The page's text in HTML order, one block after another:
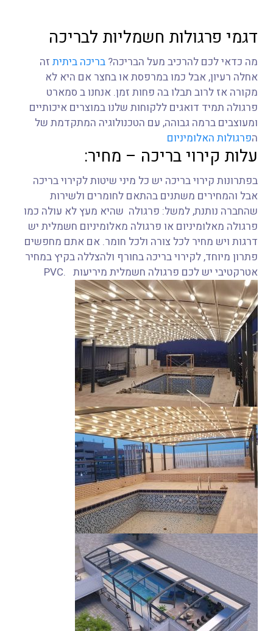
דגמי פרגולות חשמליות לבריכה
מה כדאי לכם להרכיב מעל הבריכה?בריכה ביתיתזה
אחלה רעיון, אבל כמו במרפסת או בחצר אם היא לא
מקורה אז לרוב תבלו בה פחות זמן. אנחנו ב סמארט
פרגולה תמיד דואגים ללקוחות שלנו במוצרים איכותיים
ומעוצבים ברמה גבוהה, עם הטכנולוגיה המתקדמת של
פרגולות האלומיניום
עלות קירוי בריכה – מחיר:
בפתרונות קירוי בריכה יש כל מיני שיטות לקירוי בריכה
אבל והמחירים משתנים בהתאם לחומרים ולשירות
שהחברה נותנת, למשל: פרגולה שהיא מעץ לא עולה כמו
פרגולה מאלומיניום או פרגולה מאלומיניום חשמלית יש
דרגות ויש מחיר לכל צורה ולכל חומר. אם אתם מחפשים
פתרון מיוחד, לקירוי בריכה בחורף ולהצללה בקיץ במחיר
אטרקטיבי יש לכם פרגולה חשמלית מיריעות PVC.